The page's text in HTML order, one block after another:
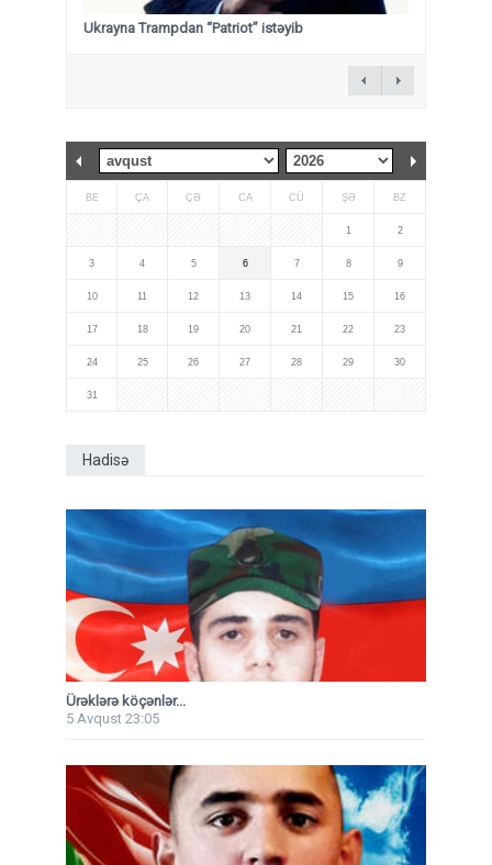
Ukrayna Trampdan “Patriot” istəyib
BE ÇA ÇƏ CA CÜ ŞƏ BZ
1 2
3 4 5 6 7 8 9
10 11 12 13 14 15 16
17 18 19 20 21 22 23
24 25 26 27 28 29 30
31
Hadisə
Ürəklərə köçənlər...
5 Avqust 23:05